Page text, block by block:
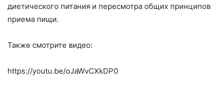
диетического питания и пересмотра общих принципов
приема пищи.
Также смотрите видео:
https://youtu.be/oJaWvCXkDP0